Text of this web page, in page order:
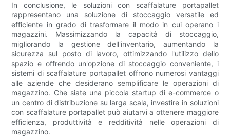
In conclusione, le soluzioni con scaffalature portapallet
rappresentano una soluzione di stoccaggio versatile ed
efficiente in grado di trasformare il modo in cui operano i
magazzini. Massimizzando la capacità di stoccaggio,
migliorando la gestione dell'inventario, aumentando la
sicurezza sul posto di lavoro, ottimizzando l'utilizzo dello
spazio e offrendo un'opzione di stoccaggio conveniente, i
sistemi di scaffalature portapallet offrono numerosi vantaggi
alle aziende che desiderano semplificare le operazioni di
magazzino. Che siate una piccola startup di e-commerce o
un centro di distribuzione su larga scala, investire in soluzioni
con scaffalature portapallet può aiutarvi a ottenere maggiore
efficienza, produttività e redditività nelle operazioni di
magazzino.